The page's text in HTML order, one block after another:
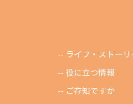
ライフ・ストーリ
役に立つ情報
ご存知ですか